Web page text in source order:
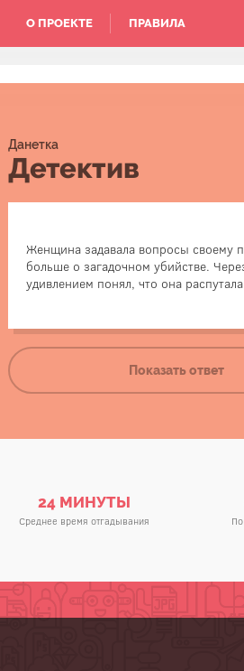
О ПРОЕКТЕ ПРАВИЛА
Данетка
Детектив
Женщина задавала вопросы своему
больше о загадочном убийстве.
удивлением понял, что она
Это была подруга
поиграть в данетки и
Она справилась
потому
Показать ответ
24 МИНУТЫ
Среднее время отгадывания